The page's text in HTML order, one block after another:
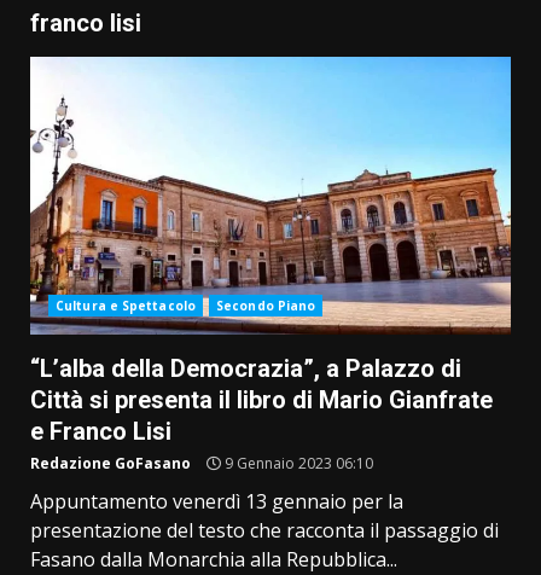
franco lisi
Cultura e Spettacolo Secondo Piano
“L’alba della Democrazia”, a Palazzo di
Città si presenta il libro di Mario Gianfrate
e Franco Lisi
Redazione GoFasano 9 Gennaio 2023 06:10
Appuntamento venerdì 13 gennaio per la
presentazione del testo che racconta il passaggio di
Fasano dalla Monarchia alla Repubblica...